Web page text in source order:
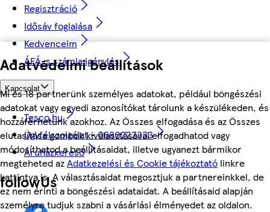
Adatvédelmi beállítások
Mi és 18 partnerünk személyes adatokat, például böngészési
adatokat vagy egyedi azonosítókat tárolunk a készülékeden, és
hozzáférhetünk azokhoz. Az Összes elfogadása és az Összes
elutasítása gombok kiválasztásával elfogadhatod vagy
módosíthatod a beállításaidat, illetve ugyanezt bármikor
megteheted azAdatkezelési és Cookie tájékoztató linkre
kattintva is. A választásaidat megosztjuk a partnereinkkel, de
ez nem érinti a böngészési adataidat. A beállításaid alapján
személyre tudjuk szabni a vásárlási élményedet az oldalon.
Regisztráció
Idősáv foglalása
Kedvenceim
ÁFÁ-s számla igénylés
Kapcsolat
Tesco.hu
Ügyfélszolgálat - 0680222333
Áruházkereső
followUs